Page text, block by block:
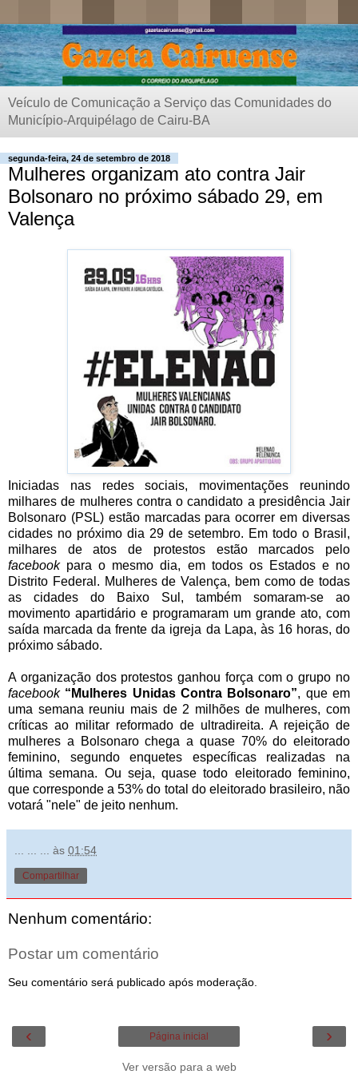
Veículo de Comunicação a Serviço das Comunidades do
Município-Arquipélago de Cairu-BA
segunda-feira, 24 de setembro de 2018
Mulheres organizam ato contra Jair
Bolsonaro no próximo sábado 29, em
Valença
Iniciadas nas redes sociais, movimentações reunindo
milhares de mulheres contra o candidato a presidência Jair
Bolsonaro (PSL) estão marcadas para ocorrer em diversas
cidades no próximo dia 29 de setembro. Em todo o Brasil,
milhares de atos de protestos estão marcados pelo
facebookpara o mesmo dia, em todos os Estados e no
Distrito Federal. Mulheres de Valença, bem como de todas
as cidades do Baixo Sul, também somaram-se ao
movimento apartidário e programaram um grande ato, com
saída marcada da frente da igreja da Lapa, às 16 horas, do
próximo sábado.
A organização dos protestos ganhou força com o grupo no
facebook “Mulheres Unidas Contra Bolsonaro”, que em
uma semana reuniu mais de 2 milhões de mulheres, com
críticas ao militar reformado de ultradireita. A rejeição de
mulheres a Bolsonaro chega a quase 70% do eleitorado
feminino, segundo enquetes específicas realizadas na
última semana. Ou seja, quase todo eleitorado feminino,
que corresponde a 53% do total do eleitorado brasileiro, não
votará "nele" de jeito nenhum.
às 01:54
Compartilhar
Nenhum comentário:
Postar um comentário
Seu comentário será publicado após moderação.
‹ ›
Página inicial
Ver versão para a web